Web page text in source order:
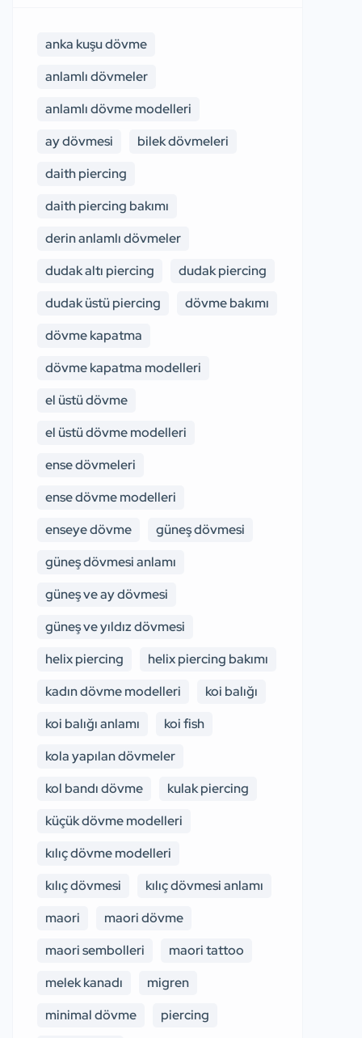
anka kuşu dövme
anlamlı dövmeler
anlamlı dövme modelleri
ay dövmesi
bilek dövmeleri
daith piercing
daith piercing bakımı
derin anlamlı dövmeler
dudak altı piercing
dudak piercing
dudak üstü piercing
dövme bakımı
dövme kapatma
dövme kapatma modelleri
el üstü dövme
el üstü dövme modelleri
ense dövmeleri
ense dövme modelleri
enseye dövme
güneş dövmesi
güneş dövmesi anlamı
güneş ve ay dövmesi
güneş ve yıldız dövmesi
helix piercing
helix piercing bakımı
kadın dövme modelleri
koi balığı
koi balığı anlamı
koi fish
kola yapılan dövmeler
kol bandı dövme
kulak piercing
küçük dövme modelleri
kılıç dövme modelleri
kılıç dövmesi
kılıç dövmesi anlamı
maori
maori dövme
maori sembolleri
maori tattoo
melek kanadı
migren
minimal dövme
piercing